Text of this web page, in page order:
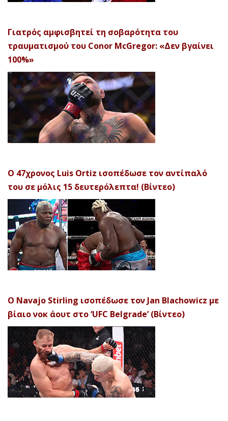
Γιατρός αμφισβητεί τη σοβαρότητα του
τραυματισμού του Conor McGregor: «Δεν βγαίνει
100%»
Ο 47χρονος Luis Ortiz ισοπέδωσε τον αντίπαλό
του σε μόλις 15 δευτερόλεπτα! (Βίντεο)
Ο Navajo Stirling ισοπέδωσε τον Jan Blachowicz με
βίαιο νοκ άουτ στο ‘UFC Belgrade’ (Βίντεο)